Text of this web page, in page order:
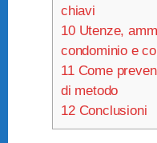
chiavi
10Utenze,
condominio e
11Come
di metodo
12Conclusioni